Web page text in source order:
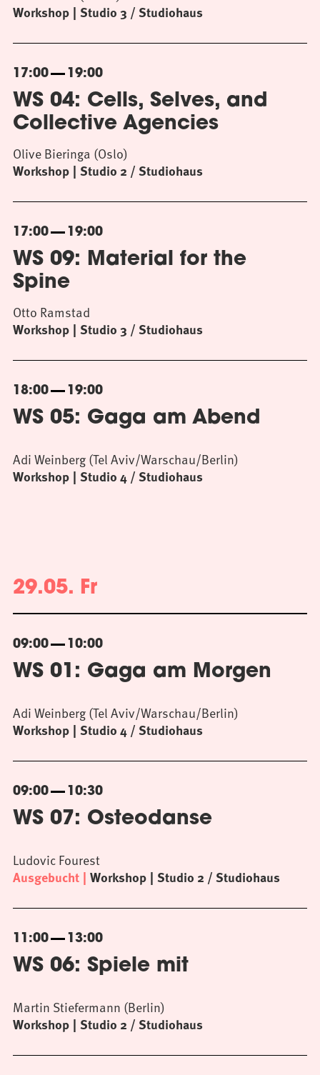
Workshop Studio 3 / Studiohaus
17:00 19:00
WS 04: Cells, Selves, and
Collective Agencies
Workshop Studio 2 / Studiohaus
Olive Bieringa (Oslo)
17:00 19:00
WS 09: Material for the
Spine
Workshop Studio 3 / Studiohaus
Otto Ramstad
18:00 19:00
WS 05: Gaga am Abend
Workshop Studio 4 / Studiohaus
Adi Weinberg (Tel Aviv/Warschau/Berlin)
29.05. Fr
09:00 10:00
WS 01: Gaga am Morgen
Workshop Studio 4 / Studiohaus
Adi Weinberg (Tel Aviv/Warschau/Berlin)
09:00 10:30
WS 07: Osteodanse
Ausgebucht Workshop Studio 2 / Studiohaus
Ludovic Fourest
11:00 13:00
WS 06: Spiele mit
Workshop Studio 2 / Studiohaus
Martin Stiefermann (Berlin)